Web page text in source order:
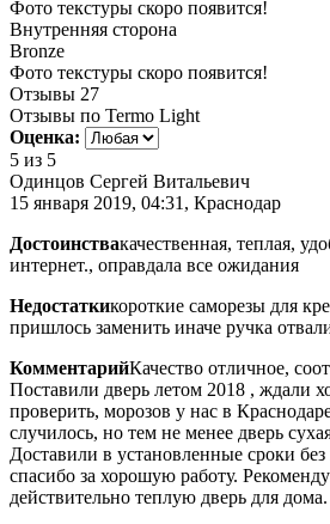
Фото текстуры скоро появится!
Внутренняя сторона
Bronze
Фото текстуры скоро появится!
Отзывы 27
Отзывы по Termo Light
Оценка:
5 из 5
Одинцов Сергей Витальевич
15 января 2019, 04:31, Краснодар
Достоинствакачественная, теплая,
интернет., оправдала все ожидания
Недостаткикороткие саморезы для
пришлось заменить иначе ручка
КомментарийКачество отличное,
Поставили дверь летом 2018 , ждали
проверить, морозов у нас в
случилось, но тем не менее дверь
Доставили в установленные сроки
спасибо за хорошую работу.
действительно теплую дверь для дома.